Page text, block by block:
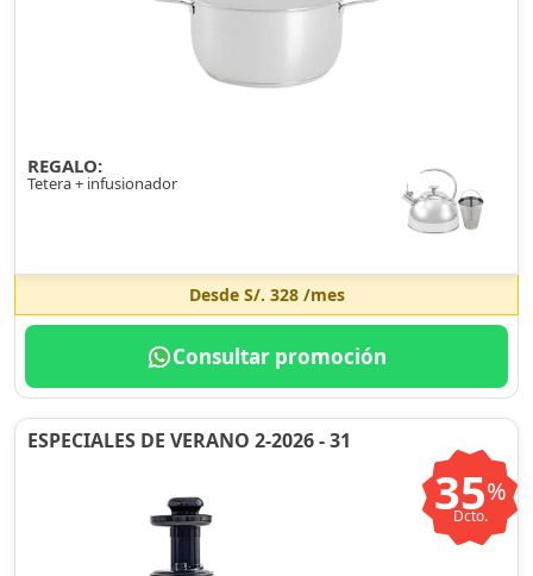
REGALO:
Tetera + infusionador
Desde S/. 328/mes
Consultar promoción
ESPECIALES DE VERANO 2-2026 - 31
35%
Dcto.